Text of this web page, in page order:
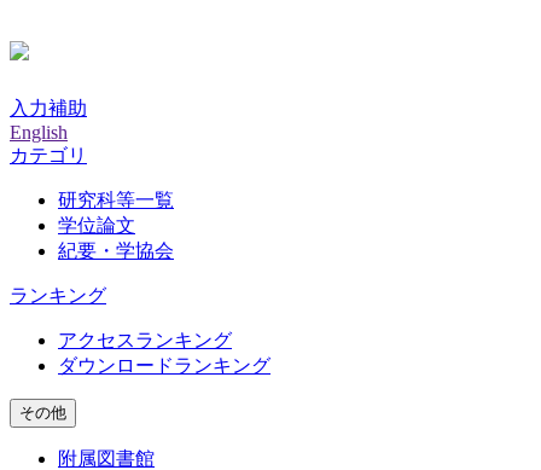
入力補助
English
カテゴリ
研究科等一覧
学位論文
紀要・学協会
ランキング
アクセスランキング
ダウンロードランキング
その他
附属図書館